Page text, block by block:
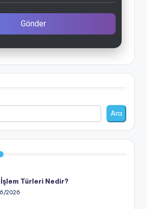
Gönder
Ara
Türleri Nedir?
2026